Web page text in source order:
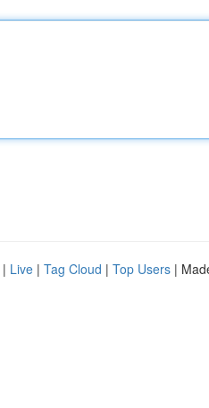
| Live | Tag Cloud | Top Users |